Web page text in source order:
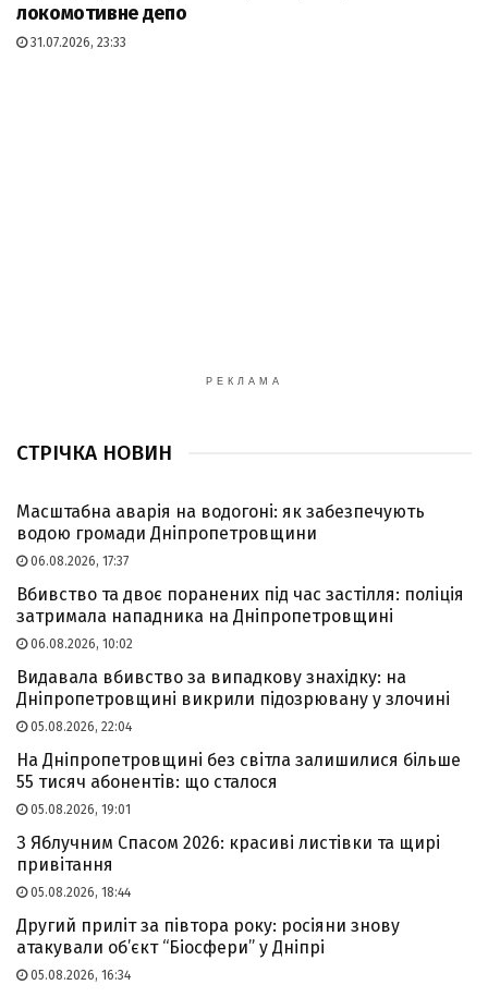
локомотивне депо
31.07.2026, 23:33
РЕКЛАМА
СТРІЧКА НОВИН
Масштабна аварія на водогоні: як забезпечують
водою громади Дніпропетровщини
06.08.2026, 17:37
Вбивство та двоє поранених під час застілля: поліція
затримала нападника на Дніпропетровщині
06.08.2026, 10:02
Видавала вбивство за випадкову знахідку: на
Дніпропетровщині викрили підозрювану у злочині
05.08.2026, 22:04
На Дніпропетровщині без світла залишилися більше
55 тисяч абонентів: що сталося
05.08.2026, 19:01
З Яблучним Спасом 2026: красиві листівки та щирі
привітання
05.08.2026, 18:44
Другий приліт за півтора року: росіяни знову
атакували об’єкт “Біосфери” у Дніпрі
05.08.2026, 16:34